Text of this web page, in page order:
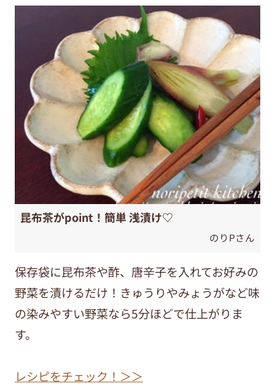
昆布茶がpoint！簡単 浅漬け♡
のりPさん
保存袋に昆布茶や酢、唐辛子を入れてお好みの
野菜を漬けるだけ！きゅうりやみょうがなど味
の染みやすい野菜なら5分ほどで仕上がりま
す。
レシピをチェック！＞＞